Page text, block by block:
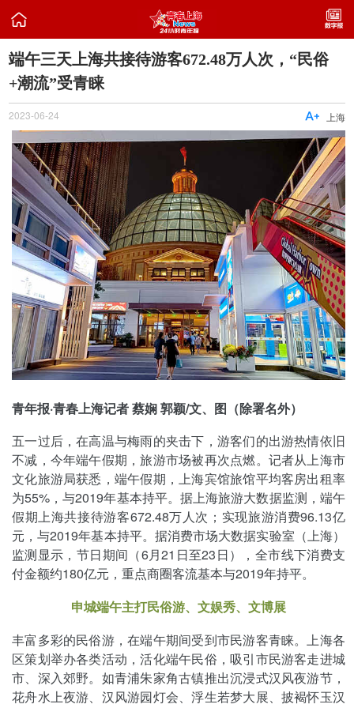

端午三天上海共接待游客672.48万人次，“民俗
+潮流”受青睐
2023-06-24 上海

青年报·青春上海记者 蔡娴 郭颖/文、图（除署名外）
五一过后，在高温与梅雨的夹击下，游客们的出游热情依旧
不减，今年端午假期，旅游市场被再次点燃。记者从上海市
文化旅游局获悉，端午假期，上海宾馆旅馆平均客房出租率
为55%，与2019年基本持平。据上海旅游大数据监测，端午
假期上海共接待游客672.48万人次；实现旅游消费96.13亿
元，与2019年基本持平。据消费市场大数据实验室（上海）
监测显示，节日期间（6月21日至23日），全市线下消费支
付金额约180亿元，重点商圈客流基本与2019年持平。
申城端午主打民俗游、文娱秀、文博展
丰富多彩的民俗游，在端午期间受到市民游客青睐。上海各
区策划举办各类活动，活化端午民俗，吸引市民游客走进城
市、深入郊野。如青浦朱家角古镇推出沉浸式汉风夜游节，
花舟水上夜游、汉风游园灯会、浮生若梦大展、披褐怀玉汉